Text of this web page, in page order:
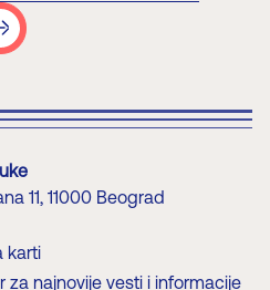
11, 11000 Beograd
karti
za najnovije vesti i informacije